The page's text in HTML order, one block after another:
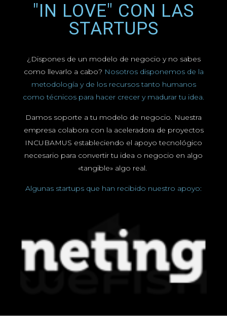
"IN LOVE" CON LAS
STARTUPS
¿Dispones de un modelo de negocio y no sabes
como llevarlo a cabo? Nosotros disponemos de la
metodología y de los recursos tanto humanos
como técnicos para hacer crecer y madurar tu idea.
Damos soporte a tu modelo de negocio. Nuestra
empresa colabora con la aceleradora de proyectos
INCUBAMUS estableciendo el apoyo tecnológico
necesario para convertir tu idea o negocio en algo
«tangible» algo real.
Algunas startups que han recibido nuestro apoyo: